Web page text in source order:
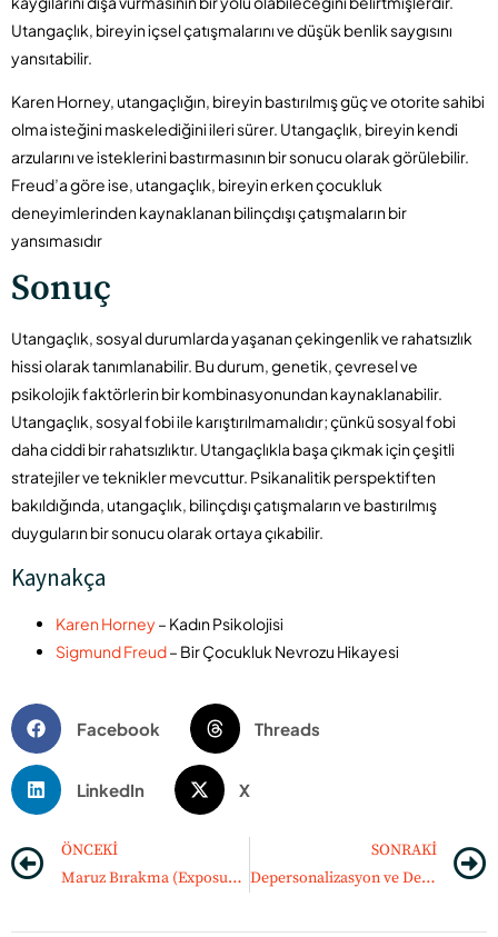
Utangaçlık, bireyin içsel çatışmalarını ve düşük benlik saygısını
yansıtabilir.
Karen Horney, utangaçlığın, bireyin bastırılmış güç ve otorite sahibi
olma isteğini maskelediğini ileri sürer. Utangaçlık, bireyin kendi
arzularını ve isteklerini bastırmasının bir sonucu olarak görülebilir.
Freud’a göre ise, utangaçlık, bireyin erken çocukluk
deneyimlerinden kaynaklanan bilinçdışı çatışmaların bir
yansımasıdır
Sonuç
Utangaçlık, sosyal durumlarda yaşanan çekingenlik ve rahatsızlık
hissi olarak tanımlanabilir. Bu durum, genetik, çevresel ve
psikolojik faktörlerin bir kombinasyonundan kaynaklanabilir.
Utangaçlık, sosyal fobi ile karıştırılmamalıdır; çünkü sosyal fobi
daha ciddi bir rahatsızlıktır. Utangaçlıkla başa çıkmak için çeşitli
stratejiler ve teknikler mevcuttur. Psikanalitik perspektiften
bakıldığında, utangaçlık, bilinçdışı çatışmaların ve bastırılmış
duyguların bir sonucu olarak ortaya çıkabilir.
Kaynakça
Karen Horney– Kadın Psikolojisi
Sigmund Freud– Bir Çocukluk Nevrozu Hikayesi
Facebook Threads
LinkedIn X
ÖNCEKI
Maruz Bırakma (Exposure) Yöntemi Nedir?
SONRAKI
Depersonalizasyon ve Derealizasyon Nedir?